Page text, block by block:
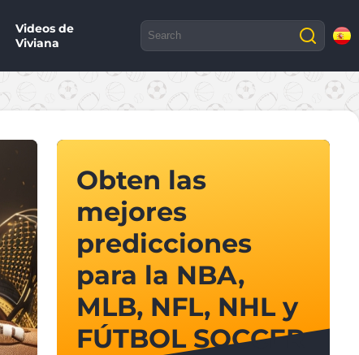
Videos de
Viviana
Obten las
mejores
predicciones
para la NBA,
MLB, NFL, NHL y
FÚTBOL SOCCER